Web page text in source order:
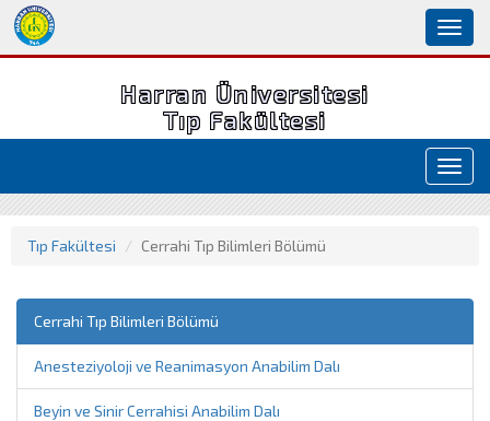
Harran Üniversitesi
Tıp Fakültesi
Tıp Fakültesi Cerrahi Tıp Bilimleri Bölümü
Cerrahi Tıp Bilimleri Bölümü
Anesteziyoloji ve Reanimasyon Anabilim Dalı
Beyin ve Sinir Cerrahisi Anabilim Dalı